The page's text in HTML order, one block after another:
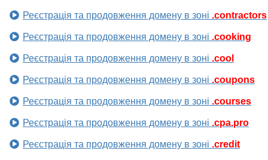
Реєстрація та продовження домену в зоні .contractors
Реєстрація та продовження домену в зоні .cooking
Реєстрація та продовження домену в зоні .cool
Реєстрація та продовження домену в зоні .coupons
Реєстрація та продовження домену в зоні .courses
Реєстрація та продовження домену в зоні .cpa.pro
Реєстрація та продовження домену в зоні .credit